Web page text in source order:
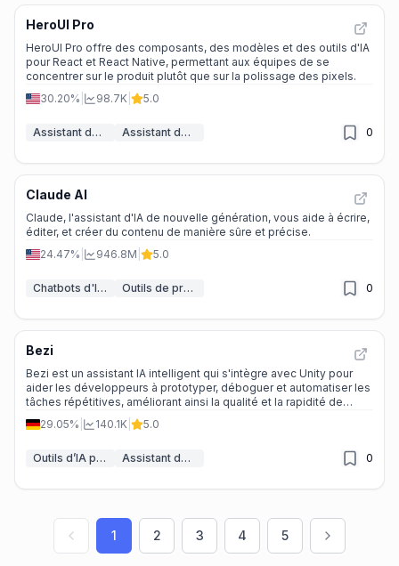
HeroUI Pro
HeroUI Pro offre des composants, des modèles et des outils d'IA
pour React et React Native, permettant aux équipes de se
concentrer sur le produit plutôt que sur la polissage des pixels.
30.20%
98.7K 5.0
Assistant de Conception Assistant de code IA 0
Claude AI
Claude, l'assistant d'IA de nouvelle génération, vous aide à écrire,
éditer, et créer du contenu de manière sûre et précise.
24.47%
946.8M 5.0
Chatbots d'IA & LLM Outils de productivité IA 0
Bezi
Bezi est un assistant IA intelligent qui s'intègre avec Unity pour
aider les développeurs à prototyper, déboguer et automatiser les
tâches répétitives, améliorant ainsi la qualité et la rapidité de
développement des jeux.
29.05% 140.1K 5.0
Outils d’IA pour les jeux Assistant de code IA 0
1 2 3 4 5